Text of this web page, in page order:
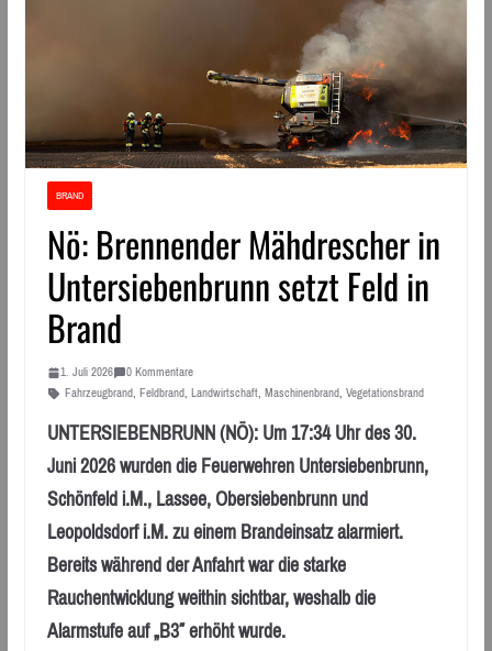
BRAND
Nö: Brennender Mähdrescher in
Untersiebenbrunn setzt Feld in
Brand
1. Juli 2026
0 Kommentare
Fahrzeugbrand, Feldbrand, Landwirtschaft, Maschinenbrand, Vegetationsbrand
UNTERSIEBENBRUNN (NÖ): Um 17:34 Uhr des 30.
Juni 2026 wurden die Feuerwehren Untersiebenbrunn,
Schönfeld i.M., Lassee, Obersiebenbrunn und
Leopoldsdorf i.M. zu einem Brandeinsatz alarmiert.
Bereits während der Anfahrt war die starke
Rauchentwicklung weithin sichtbar, weshalb die
Alarmstufe auf „B3″ erhöht wurde.